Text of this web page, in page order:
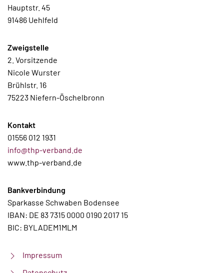
Hauptstr. 45
91486 Uehlfeld
Zweigstelle
2. Vorsitzende
Nicole Wurster
Brühlstr. 16
75223 Niefern-Öschelbronn
Kontakt
01556 012 1931
info@thp-verband.de
www.thp-verband.de
Bankverbindung
Sparkasse Schwaben Bodensee
IBAN: DE 83 7315 0000 0190 2017 15
BIC: BYLADEM1MLM
Impressum